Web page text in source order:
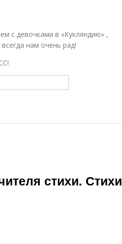
с девочками в «Кукляндию» ,
нам очень рад!
стихи. Стихи